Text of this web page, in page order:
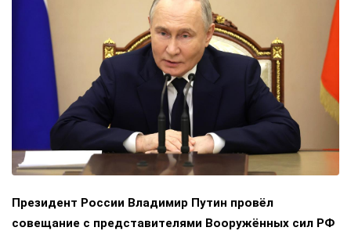
Президент России Владимир Путин провёл
совещание с представителями Вооружённых сил РФ